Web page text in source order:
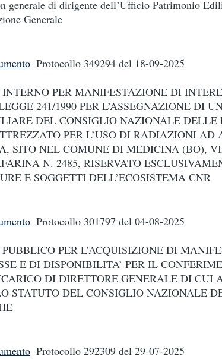
generale di dirigente dell’Ufficio Patrimonio
Generale
Protocollo 349294 del 18-09-2025
PER MANIFESTAZIONE DI
241/1990 PER L’ASSEGNAZIONE DI
DEL CONSIGLIO NAZIONALE DELLE
PER L’USO DI RADIAZIONI AD
SITO NEL COMUNE DI MEDICINA (BO),
N. 2485, RISERVATO
E SOGGETTI DELL’ECOSISTEMA CNR
Protocollo 301797 del 04-08-2025
PER L’ACQUISIZIONE DI
E DI DISPONIBILITA’ PER IL
DI DIRETTORE GENERALE DI CUI
STATUTO DEL CONSIGLIO NAZIONALE
Protocollo 292309 del 29-07-2025